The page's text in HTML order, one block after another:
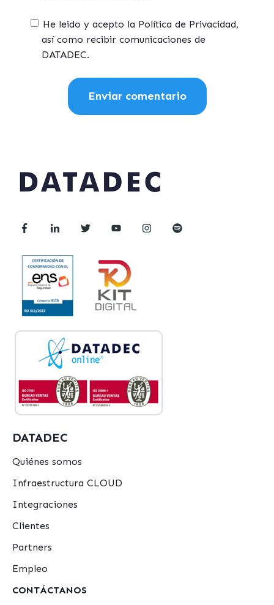
He leido y acepto la Política de Privacidad,
así como recibir comunicaciones de
DATADEC.
DATADEC
Quiénes somos
Infraestructura CLOUD
Integraciones
Clientes
Partners
Empleo
CONTÁCTANOS